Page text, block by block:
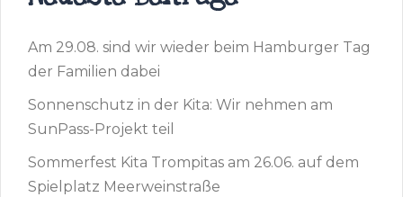
Am 29.08. sind wir wieder beim Hamburger Tag
der Familien dabei
Sonnenschutz in der Kita: Wir nehmen am
SunPass-Projekt teil
Sommerfest Kita Trompitas am 26.06. auf dem
Spielplatz Meerweinstraße